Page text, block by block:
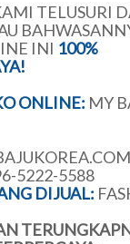
TELUSURI
INI 100%
ONLINE: MY
5222-5588
DIJUAL: